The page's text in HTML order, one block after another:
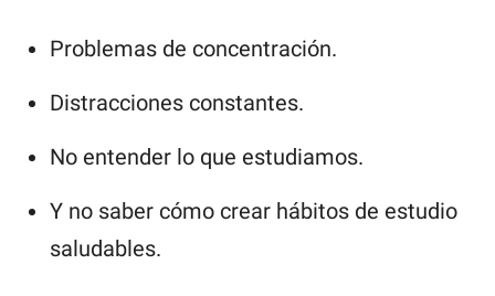
Problemas de concentración.
Distracciones constantes.
No entender lo que estudiamos.
Y no saber cómo crear hábitos de estudio
saludables.